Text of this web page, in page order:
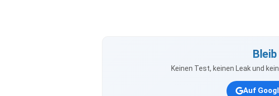
Keinen Test, keinen Leak und
Auf